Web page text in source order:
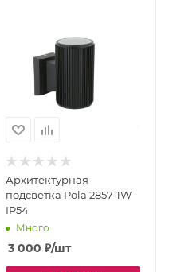
Архитектурная
подсветка Pola 2857-1W
IP54
Много
3 000 ₽/шт